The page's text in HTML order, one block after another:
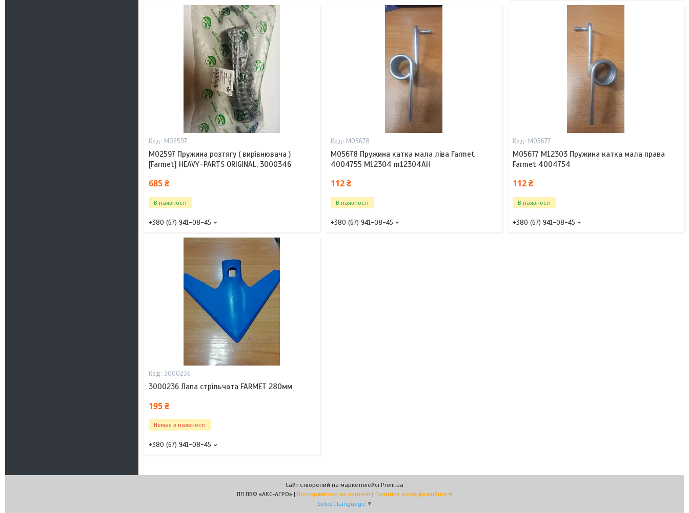
M02597
M02597 Пружина розтягу ( вирівнювача )
[Farmet] HEAVY-PARTS ORIGINAL, 3000346
685 ₴
В наявності
+380 (67) 941-08-45
M05678
M05678 Пружина катка мала ліва Farmet
4004755 M12304 m12304AH
112 ₴
В наявності
+380 (67) 941-08-45
M05677
M05677 M12303 Пружина катка мала права
Farmet 4004754
112 ₴
В наявності
+380 (67) 941-08-45
3000236
3000236 Лапа стрільчата FARMET 280мм
195 ₴
Немає в наявності
+380 (67) 941-08-45
Сайт створений на маркетплейсі Prom.ua
ПП ПВФ «АКС-АГРО» | Поскаржитися на контент | Політика конфіденційності
Select Language ▼